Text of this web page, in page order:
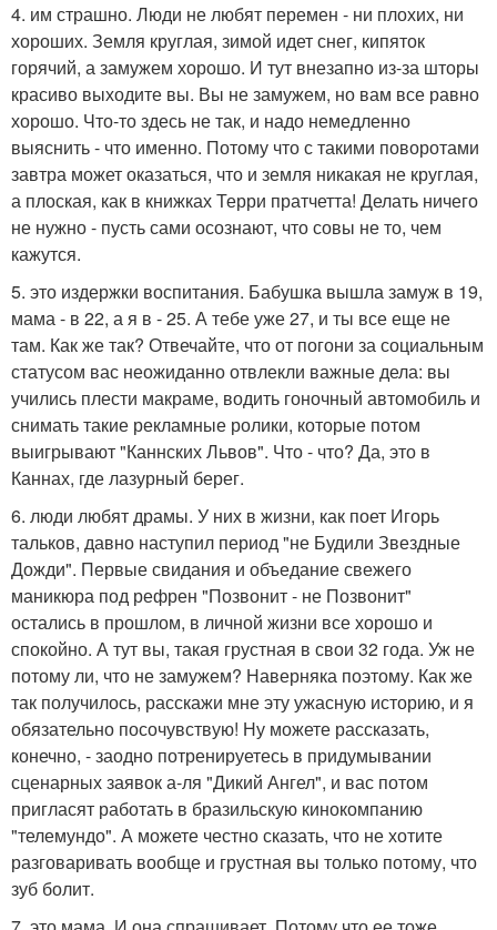
4. им страшно. Люди не любят перемен - ни плохих, ни
хороших. Земля круглая, зимой идет снег, кипяток
горячий, а замужем хорошо. И тут внезапно из-за шторы
красиво выходите вы. Вы не замужем, но вам все равно
хорошо. Что-то здесь не так, и надо немедленно
выяснить - что именно. Потому что с такими поворотами
завтра может оказаться, что и земля никакая не круглая,
а плоская, как в книжках Терри пратчетта! Делать ничего
не нужно - пусть сами осознают, что совы не то, чем
кажутся.
5. это издержки воспитания. Бабушка вышла замуж в 19,
мама - в 22, а я в - 25. А тебе уже 27, и ты все еще не
там. Как же так? Отвечайте, что от погони за социальным
статусом вас неожиданно отвлекли важные дела: вы
учились плести макраме, водить гоночный автомобиль и
снимать такие рекламные ролики, которые потом
выигрывают "Каннских Львов". Что - что? Да, это в
Каннах, где лазурный берег.
6. люди любят драмы. У них в жизни, как поет Игорь
тальков, давно наступил период "не Будили Звездные
Дожди". Первые свидания и объедание свежего
маникюра под рефрен "Позвонит - не Позвонит"
остались в прошлом, в личной жизни все хорошо и
спокойно. А тут вы, такая грустная в свои 32 года. Уж не
потому ли, что не замужем? Наверняка поэтому. Как же
так получилось, расскажи мне эту ужасную историю, и я
обязательно посочувствую! Ну можете рассказать,
конечно, - заодно потренируетесь в придумывании
сценарных заявок а-ля "Дикий Ангел", и вас потом
пригласят работать в бразильскую кинокомпанию
"телемундо". А можете честно сказать, что не хотите
разговаривать вообще и грустная вы только потому, что
зуб болит.